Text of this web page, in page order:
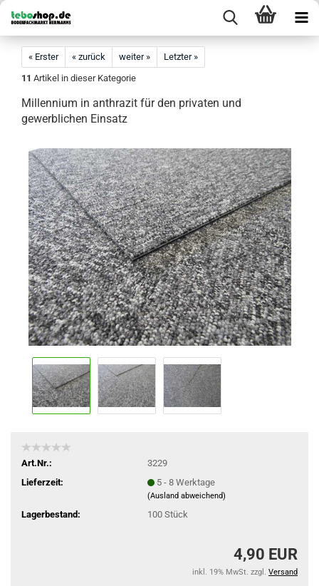
« Erster « zurück weiter »
Letzter »
11 Artikel in dieser Kategorie
Millennium in anthrazit für den privaten und
gewerblichen Einsatz
Art.Nr.:
3229
Lieferzeit:
5 - 8 Werktage
(Ausland abweichend)
Lagerbestand: 100 Stück
4,90 EUR
inkl. 19% MwSt. zzgl. Versand